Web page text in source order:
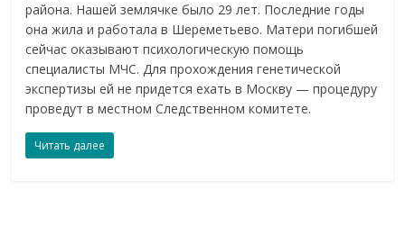
района. Нашей землячке было 29 лет. Последние годы
она жила и работала в Шереметьево. Матери погибшей
сейчас оказывают психологическую помощь
специалисты МЧС. Для прохождения генетической
экспертизы ей не придется ехать в Москву — процедуру
проведут в местном Следственном комитете.
Читать далее